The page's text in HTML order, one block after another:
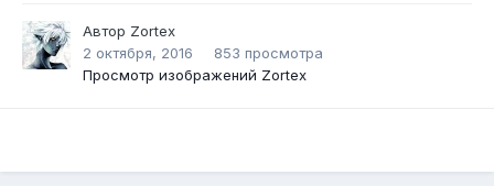
Автор Zortex
2 октября, 2016
853 просмотра
Просмотр изображений Zortex